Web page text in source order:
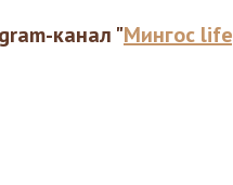
канал "Мингос life